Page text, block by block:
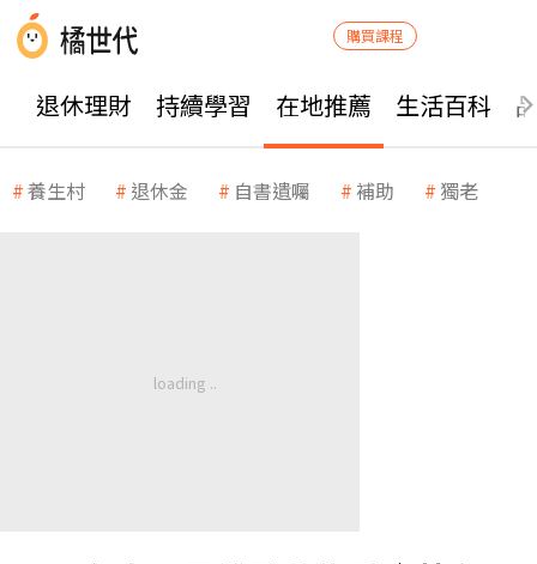
購買課程
退休理財 持續學習 在地推薦 生活百科
養生村 退休金 自書遺囑 補助 獨老